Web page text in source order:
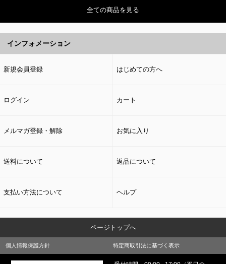
全ての商品を見る
インフォメーション
新規会員登録 はじめての方へ
ログイン カート
メルマガ登録・解除 お気に入り
送料について 返品について
支払い方法について ヘルプ
ページトップへ
個人情報保護方針 特定商取引法に基づく表示